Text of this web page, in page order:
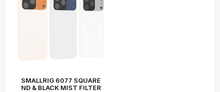
SMALLRIG 6077 SQUARE
ND & BLACK MIST FILTER